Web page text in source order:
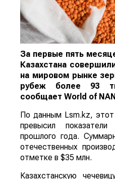
За первые пять
Казахстана
на мировом рынке
рубеж более 93
сообщает World of
По данным Lsm.kz,
превысил показатели
прошлого года.
отечественных
отметке в $35 млн.
Казахстанскую